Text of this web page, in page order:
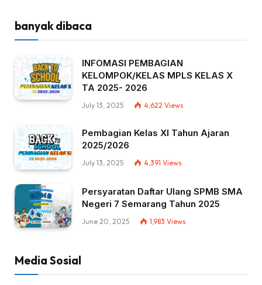
banyak dibaca
INFOMASI PEMBAGIAN
KELOMPOK/KELAS MPLS KELAS X
TA 2025- 2026
July 13, 2025 4,622 Views
Pembagian Kelas XI Tahun Ajaran
2025/2026
July 13, 2025 4,391 Views
Persyaratan Daftar Ulang SPMB SMA
Negeri 7 Semarang Tahun 2025
June 20, 2025 1,983 Views
Media Sosial